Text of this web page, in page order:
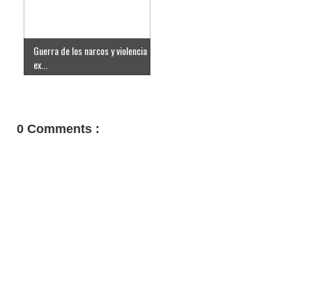
Guerra de los narcos y violencia
ex...
0 Comments :